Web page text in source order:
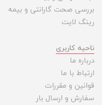
بررسی صحت گارانتی و بیمه
رینگ لایت
ناحیه کاربری
درباره ما
ارتباط با ما
قوانین و مقررات
سفارش و ارسال بار